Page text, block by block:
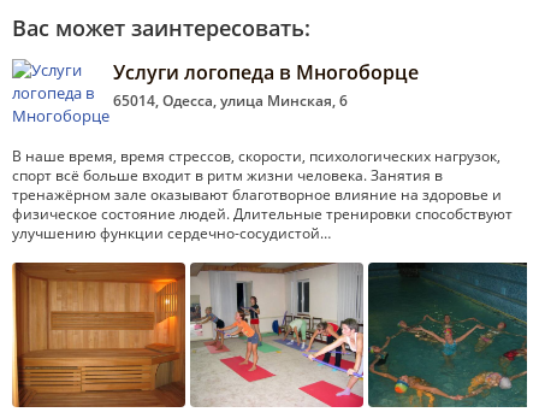
Вас может заинтересовать:
Услуги логопеда в Многоборце
65014, Одесса, улица Минская, 6
В наше время, время стрессов, скорости, психологических нагрузок,
спорт всё больше входит в ритм жизни человека. Занятия в
тренажёрном зале оказывают благотворное влияние на здоровье и
физическое состояние людей. Длительные тренировки способствуют
улучшению функции сердечно-сосудистой…